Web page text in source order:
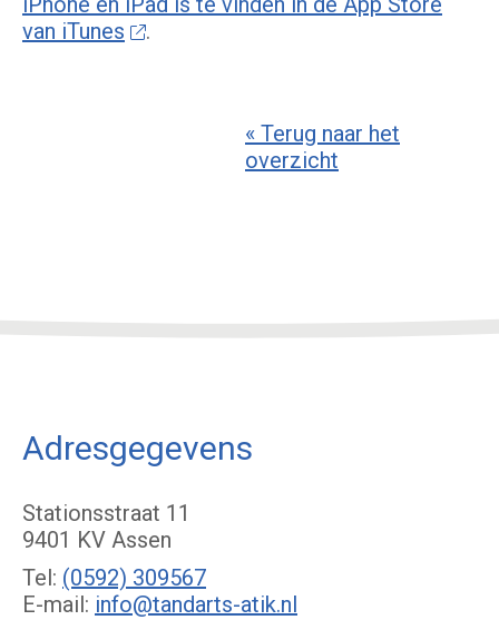
van iTunes
.
« Terug naar het
overzicht
Adresgegevens
Stationsstraat 11
9401 KV Assen
Tel: (0592) 309567
E-mail: info@tandarts-atik.nl